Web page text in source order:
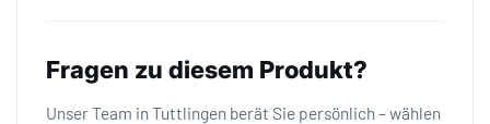
Fragen zu diesem Produkt?
Unser Team in Tuttlingen berät Sie persönlich – wählen